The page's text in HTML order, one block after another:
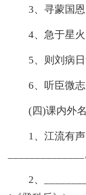
3、寻蒙国恩
4、急于星火
5、则刘病
6、听臣微
(四)课内外
1、江流有
2、